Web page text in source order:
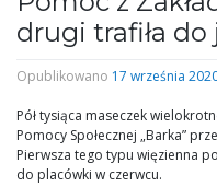
drugi trafiła
Opublikowano 17 września
Pół tysiąca maseczek
Pomocy Społecznej „Barka”
Pierwsza tego typu więzienna
do placówki w czerwcu.